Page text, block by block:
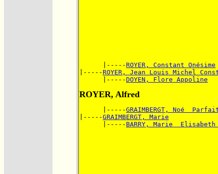
      |-----
ROYER, Constant Onésime
|-----ROYER, Jean Louis Michel
      |-----
DOYEN, Flore Appoline
ROYER, Alfred
      |-----
GRAIMBERGT, Noé
|-----GRAIMBERGT, Marie
      |-----
BARRY, Marie